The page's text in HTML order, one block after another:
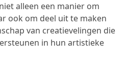
alleen een manier om
ook om deel uit te maken
van creatievelingen die
in hun artistieke